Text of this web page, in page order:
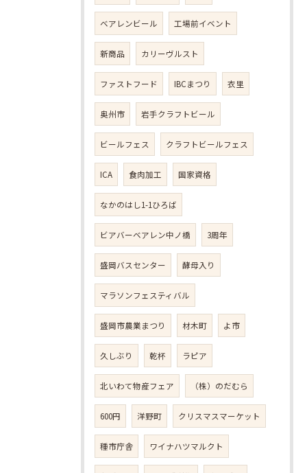
ベアレンビール 工場前イベント
新商品 カリーヴルスト
ファストフード IBCまつり 衣里
奥州市 岩手クラフトビール
ビールフェス クラフトビールフェス
ICA 食肉加工 国家資格
なかのはし1-1ひろば
ビアバーベアレン中ノ橋 3周年
盛岡バスセンター 酵母入り
マラソンフェスティバル
盛岡市農業まつり 材木町 よ市
久しぶり 乾杯 ラピア
北いわて物産フェア （株）のだむら
600円 洋野町 クリスマスマーケット
種市庁舎 ワイナハツマルクト